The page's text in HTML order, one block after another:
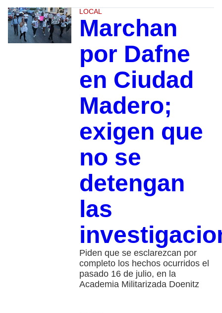
LOCAL
Marchan
por Dafne
en Ciudad
Madero;
exigen que
no se
detengan
las
Piden que se esclarezcan por
completo los hechos ocurridos el
pasado 16 de julio, en la
Academia Militarizada Doenitz